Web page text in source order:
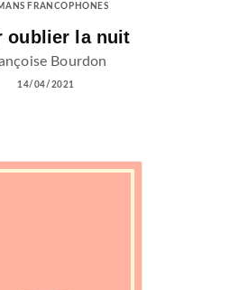
FRANCOPHONES
oublier la nuit
Bourdon
14/04/2021